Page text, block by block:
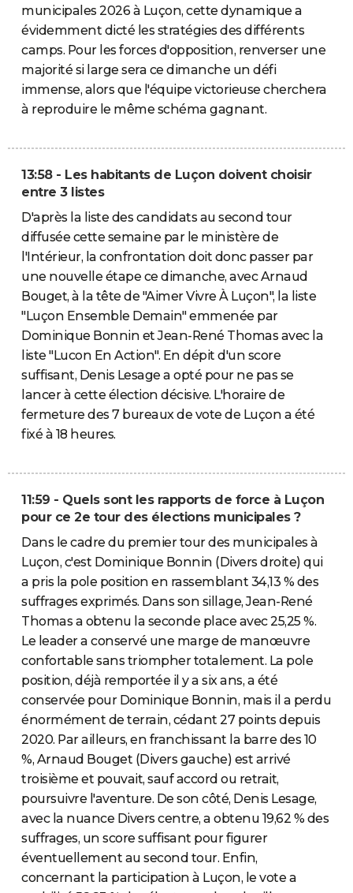
municipales 2026 à Luçon, cette dynamique a
évidemment dicté les stratégies des différents
camps. Pour les forces d'opposition, renverser une
majorité si large sera ce dimanche un défi
immense, alors que l'équipe victorieuse cherchera
à reproduire le même schéma gagnant.
13:58 - Les habitants de Luçon doivent choisir
entre 3 listes
D'après la liste des candidats au second tour
diffusée cette semaine par le ministère de
l'Intérieur, la confrontation doit donc passer par
une nouvelle étape ce dimanche, avec Arnaud
Bouget, à la tête de "Aimer Vivre À Luçon", la liste
"Luçon Ensemble Demain" emmenée par
Dominique Bonnin et Jean-René Thomas avec la
liste "Lucon En Action". En dépit d'un score
suffisant, Denis Lesage a opté pour ne pas se
lancer à cette élection décisive. L'horaire de
fermeture des 7 bureaux de vote de Luçon a été
fixé à 18 heures.
11:59 - Quels sont les rapports de force à Luçon
pour ce 2e tour des élections municipales ?
Dans le cadre du premier tour des municipales à
Luçon, c'est Dominique Bonnin (Divers droite) qui
a pris la pole position en rassemblant 34,13 % des
suffrages exprimés. Dans son sillage, Jean-René
Thomas a obtenu la seconde place avec 25,25 %.
Le leader a conservé une marge de manœuvre
confortable sans triompher totalement. La pole
position, déjà remportée il y a six ans, a été
conservée pour Dominique Bonnin, mais il a perdu
énormément de terrain, cédant 27 points depuis
2020. Par ailleurs, en franchissant la barre des 10
%, Arnaud Bouget (Divers gauche) est arrivé
troisième et pouvait, sauf accord ou retrait,
poursuivre l'aventure. De son côté, Denis Lesage,
avec la nuance Divers centre, a obtenu 19,62 % des
suffrages, un score suffisant pour figurer
éventuellement au second tour. Enfin,
concernant la participation à Luçon, le vote a